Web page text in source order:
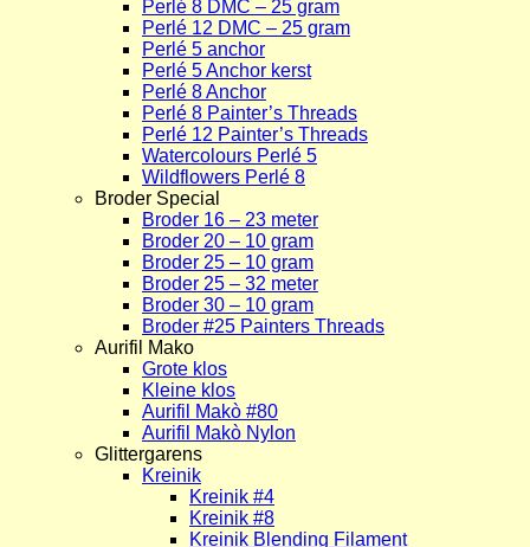
Perlé 8 DMC – 25 gram
Perlé 12 DMC – 25 gram
Perlé 5 anchor
Perlé 5 Anchor kerst
Perlé 8 Anchor
Perlé 8 Painter’s Threads
Perlé 12 Painter’s Threads
Watercolours Perlé 5
Wildflowers Perlé 8
Broder Special
Broder 16 – 23 meter
Broder 20 – 10 gram
Broder 25 – 10 gram
Broder 25 – 32 meter
Broder 30 – 10 gram
Broder #25 Painters Threads
Aurifil Mako
Grote klos
Kleine klos
Aurifil Makò #80
Aurifil Makò Nylon
Glittergarens
Kreinik
Kreinik #4
Kreinik #8
Kreinik Blending Filament